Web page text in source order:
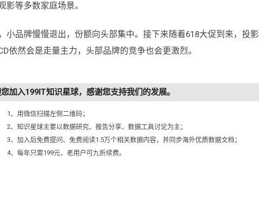
影等多数家庭场景。
小品牌慢慢退出，份额向头部集中。接下来随着618大促到来，投影
依然会是走量主力，头部品牌的竞争也会更激烈。
加入199IT知识星球，感谢您支持我们的发展。
1、用微信扫描左侧二维码；
2、知识星球主要以数据研究、报告分享、数据工具讨论为主；
3、加入后免费提问、免费阅读1.5万个相关数据内容，并同步海外优质数据文档；
4、每年只需199元，老用户可九折续费。